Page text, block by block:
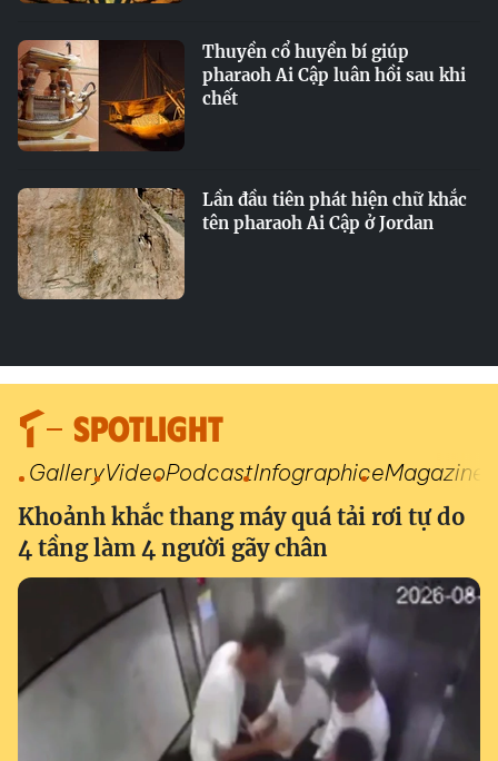
Thuyền cổ huyền bí giúp
pharaoh Ai Cập luân hồi sau khi
chết
Lần đầu tiên phát hiện chữ khắc
tên pharaoh Ai Cập ở Jordan
SPOTLIGHT
GalleryVideoPodcastInfographiceMagazine
Khoảnh khắc thang máy quá tải rơi tự do
4 tầng làm 4 người gãy chân